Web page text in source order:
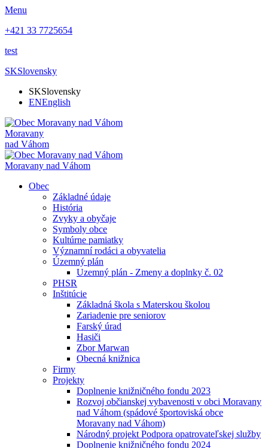
Menu
+421 33 7725654
test
SKSlovensky
SKSlovensky
ENEnglish
Moravany
nad Váhom
Moravany nad Váhom
Obec
Základné údaje
História
Zvyky a obyčaje
Symboly obce
Kultúrne pamiatky
Významní rodáci a obyvatelia
Územný plán
Uzemný plán - Zmeny a doplnky č. 02
PHSR
Inštitúcie
Základná škola s Materskou školou
Zariadenie pre seniorov
Farský úrad
Hasiči
Zbor Marwan
Obecná knižnica
Firmy
Projekty
Doplnenie knižničného fondu 2023
Rozvoj občianskej vybavenosti v obci Moravany
nad Váhom (spádové športoviská obce
Moravany nad Váhom)
Národný projekt Podpora opatrovateľskej služby
Doplnenie knižničného fondu 2024